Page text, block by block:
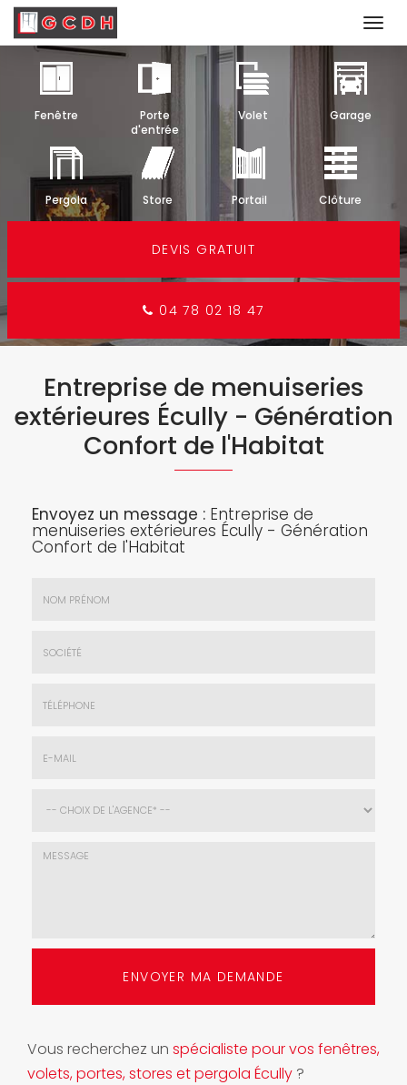
contenu
Fenêtre
Porte
d'entrée
Volet Garage
Pergola Store Portail Clôture
DEVIS GRATUIT
04 78 02 18 47
Entreprise de menuiseries
extérieures Écully - Génération
Confort de l'Habitat
Envoyez un message : Entreprise de
menuiseries extérieures Écully - Génération
Confort de l'Habitat
mail
Message
ENVOYER MA DEMANDE
Vous recherchez un spécialiste pour vos fenêtres,
volets, portes, stores et pergola Écully ?